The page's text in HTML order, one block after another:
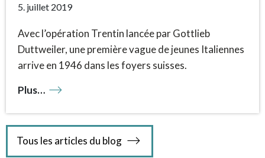
5. juillet 2019
Avec l’opération Trentin lancée par Gottlieb
Duttweiler, une première vague de jeunes Italiennes
arrive en 1946 dans les foyers suisses.
Plus…
Tous les articles du blog